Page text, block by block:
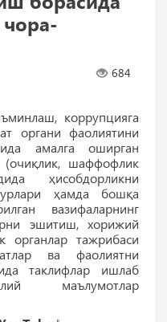
684
коррупцияга
органи фаолиятини
амалга оширган
(очиқлик, шаффофлик
ҳисобдорликни
ҳамда бошқа
вазифаларнинг
эшитиш, хорижий
органлар тажрибаси
ва фаолиятни
таклифлар ишлаб
маълумотлар